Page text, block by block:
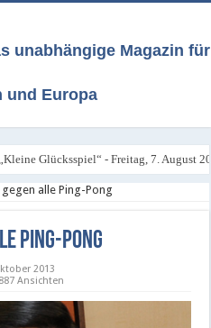
unabhängige Magazin für
und Europa
Glücksspiel“ - Freitag, 7. August
alle Ping-Pong
Ping-Pong
2013
Ansichten